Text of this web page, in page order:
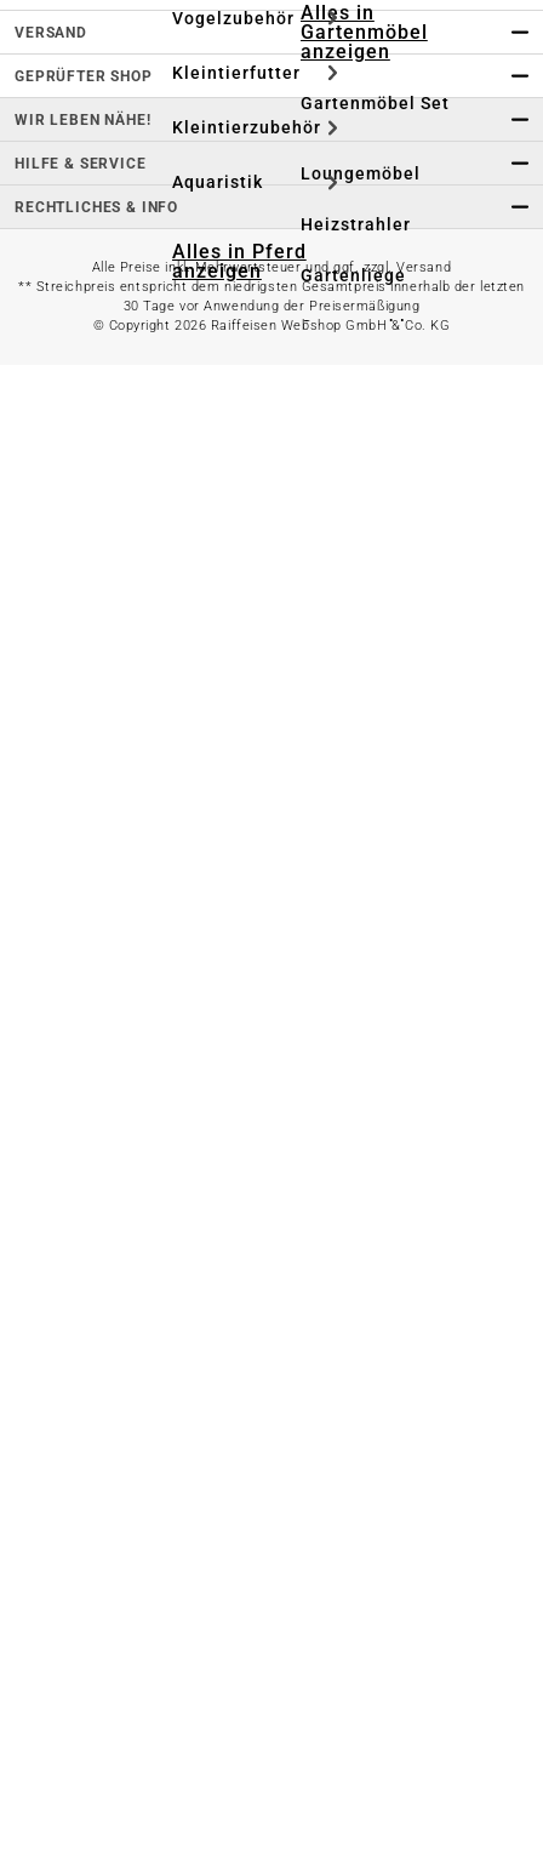
Vogelzubehör
Kleintierfutter
Kleintierzubehör
Aquaristik
Alles in Pferd
anzeigen
Alles in
Gartenmöbel
anzeigen
Gartenmöbel Set
Loungemöbel
Heizstrahler
Gartenliege
Gartenstuhl
VERSAND
GEPRÜFTER SHOP
WIR LEBEN NÄHE!
HILFE & SERVICE
RECHTLICHES & INFO
Alle Preise inkl. Mehrwertsteuer und ggf. zzgl. Versand
** Streichpreis entspricht dem niedrigsten Gesamtpreis innerhalb der letzten
30 Tage vor Anwendung der Preisermäßigung
© Copyright 2026 Raiffeisen Webshop GmbH & Co. KG